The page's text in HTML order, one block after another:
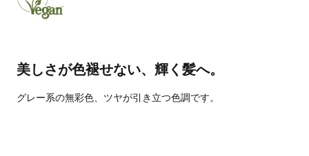
美しさが色褪せない、輝く髪へ。
グレー系の無彩色、ツヤが引き立つ色調です。